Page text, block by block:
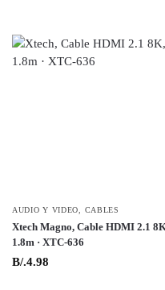
AUDIO Y VIDEO CABLES
Xtech Magno, Cable HDMI 2.1
1.8m · XTC-636
B/.4.98